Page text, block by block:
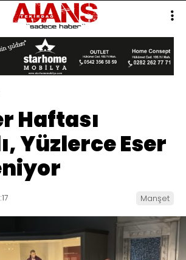
Haftası
Yüzlerce Eser
Manşet